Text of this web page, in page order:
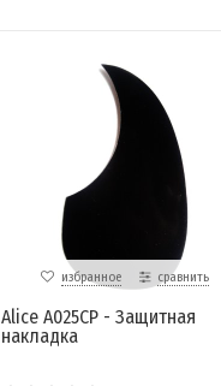
избранное сравнить
Alice A025CP - Защитная
накладка